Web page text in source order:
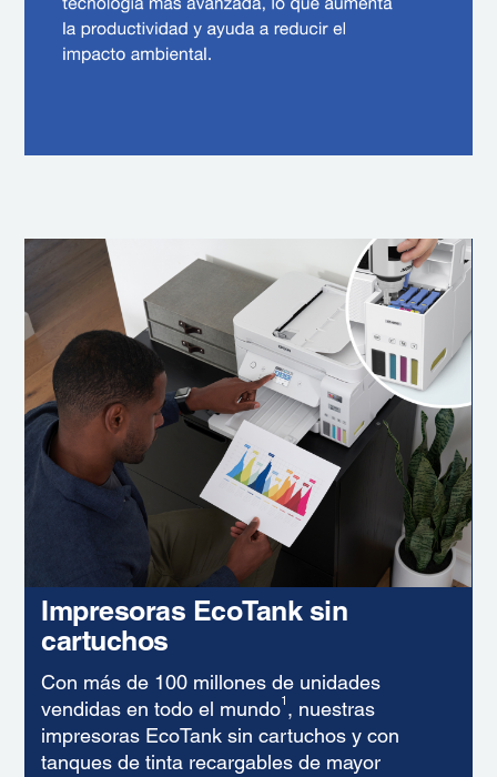
Impresoras EcoTank sin
cartuchos
Con más de 100 millones de unidades
vendidas en todo el mundo1 , nuestras
impresoras EcoTank sin cartuchos y con
tanques de tinta recargables de mayor